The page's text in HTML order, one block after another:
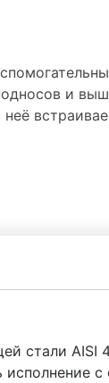
и
стали
с